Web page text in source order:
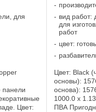
для
панели
Цвет:
вид работ:
для
работ
цвет:
Цвет: Black
основы):
основа):
1000.0 x
ПВА